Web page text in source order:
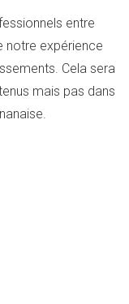
entre
notre expérience
Cela sera
mais pas dans